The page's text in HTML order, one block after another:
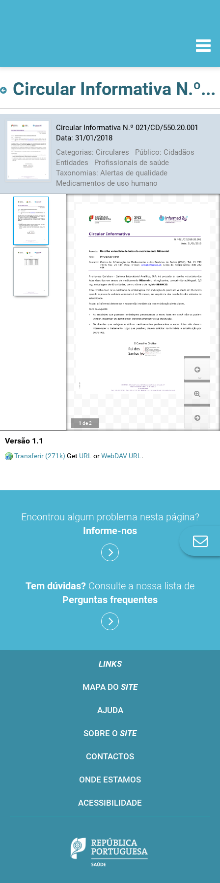
Circular Informativa N.º 021/CD/550.20.001 Data: 31/01/2018
Circular Informativa N.º 021/CD/550.20.001
Data: 31/01/2018
Categorias: Circulares Público: Cidadãos
Entidades
Profissionais de saúde
Taxonomias: Alertas de qualidade
Medicamentos de uso humano
1 de2
Versão 1.1
Transferir (271k) Get URL orWebDAV URL .
Encontrou algum problema nesta página?
Informe-nos
Tem dúvidas? Consulte a nossa lista de
Perguntas frequentes
LINKS
MAPA DO SITE
AJUDA
SOBRE O SITE
CONTACTOS
ONDE ESTAMOS
ACESSIBILIDADE